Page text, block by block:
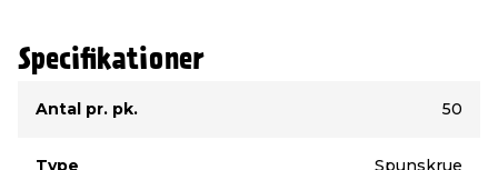
Specifikationer
Antal pr. pk.
50
Type Spunskrue